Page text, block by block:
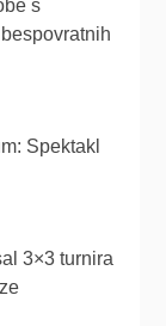
s
Spektakl
3×3 turnira